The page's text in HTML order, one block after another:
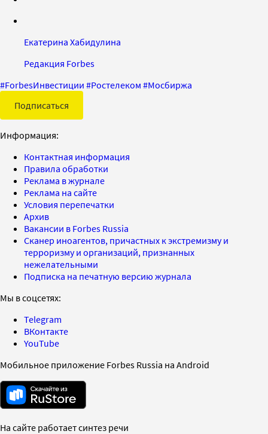
Екатерина Хабидулина
Редакция Forbes
#ForbesИнвестиции #Ростелеком #Мосбиржа
Подписаться
Информация:
Контактная информация
Правила обработки
Реклама в журнале
Реклама на сайте
Условия перепечатки
Архив
Вакансии в Forbes Russia
Сканер иноагентов, причастных к экстремизму и
терроризму и организаций, признанных
нежелательными
Подписка на печатную версию журнала
Мы в соцсетях:
Telegram
ВКонтакте
YouTube
Мобильное приложение Forbes Russia на Android
На сайте работает синтез речи